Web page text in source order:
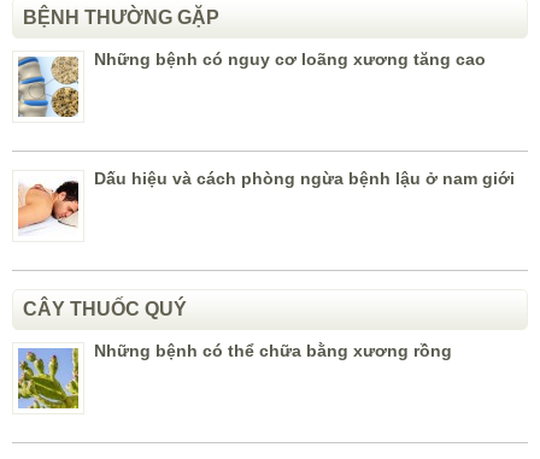
BỆNH THƯỜNG GẶP
Những bệnh có nguy cơ loãng xương tăng cao
Dấu hiệu và cách phòng ngừa bệnh lậu ở nam giới
CÂY THUỐC QUÝ
Những bệnh có thể chữa bằng xương rồng